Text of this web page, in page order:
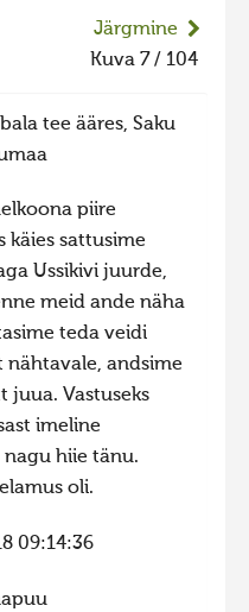
Järgmine
Kuva 7 / 104
tee ääres, Saku
piire
käies sattusime
Ussikivi juurde,
meid ande näha
teda veidi
nähtavale, andsime
juua. Vastuseks
imeline
hiie tänu.
oli.
09:14:36